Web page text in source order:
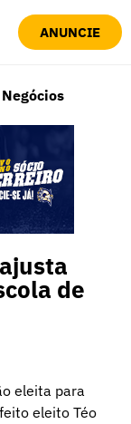
ANUNCIE
de
eleita para
eleito Téo